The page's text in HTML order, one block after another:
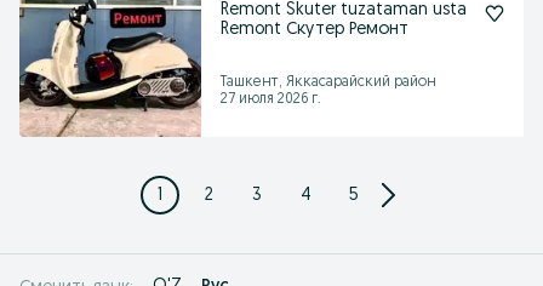
Remont Skuter tuzataman usta
Remont Скутер Ремонт
Ташкент, Яккасарайский район
27 июля 2026 г.
1 2 3 4 5